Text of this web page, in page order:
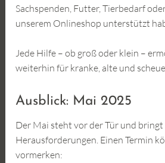
Sachspenden, Futter, Tierbedarf
unserem Onlineshop unterstützt
Jede Hilfe – ob groß oder klein –
weiterhin für kranke, alte und
Ausblick: Mai 2025
Der Mai steht vor der Tür und bringt
Herausforderungen. Einen Termin
vormerken: